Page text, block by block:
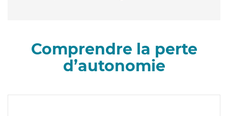
Comprendre la perte
d’autonomie